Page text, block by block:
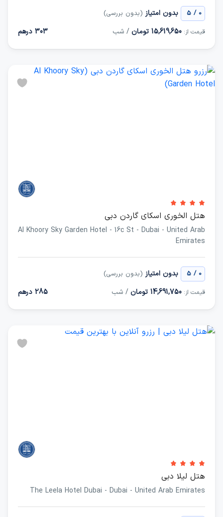
0
/ بدون امتیاز (بدون بررسی)
قیمت از: 15,619,650 تومان 303 درهم / شب
هتل الخوری اسکای گاردن دبی
Al Khoory Sky Garden Hotel - 16c St - Dubai - United Arab
Emirates
0
/ بدون امتیاز (بدون بررسی)
قیمت از: 14,691,750 تومان 285 درهم / شب
هتل لیلا دبی
The Leela Hotel Dubai - Dubai - United Arab Emirates